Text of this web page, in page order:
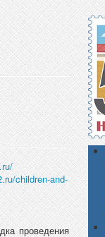
children-and-
проведения